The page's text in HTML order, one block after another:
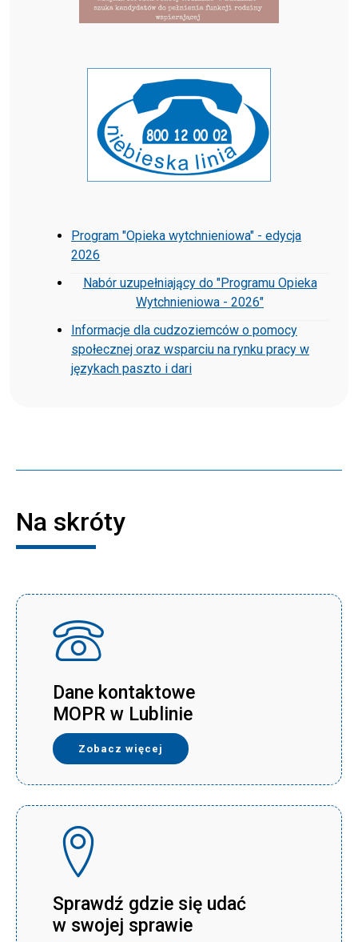
Program "Opieka wytchnieniowa" - edycja
2026
Nabór uzupełniający do "Programu Opieka
Wytchnieniowa - 2026"
Informacje dla cudzoziemców o pomocy
społecznej oraz wsparciu na rynku pracy w
językach paszto i dari
Na skróty
Dane kontaktowe
MOPR w Lublinie
Zobacz więcej
Sprawdź gdzie się udać
w swojej sprawie